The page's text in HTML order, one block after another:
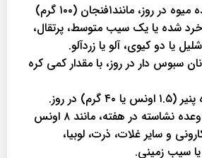
میوه: یک وعده میوه در روز، مانند۱فنجان (۱۰۰ گرم)
شده یا یک سیب متوسط​​، پرتقال،
یا دو کیوی، آلو یا زردآلو.
سبوس دار در روز، با مقدار کمی کره
گرم) در روز.
نشاسته:۱ تا ۲ وعده نشاسته در هفته، مانند ۸ اونس
و سایر غلات، ذرت، لوبیا،
سیب زمینی.